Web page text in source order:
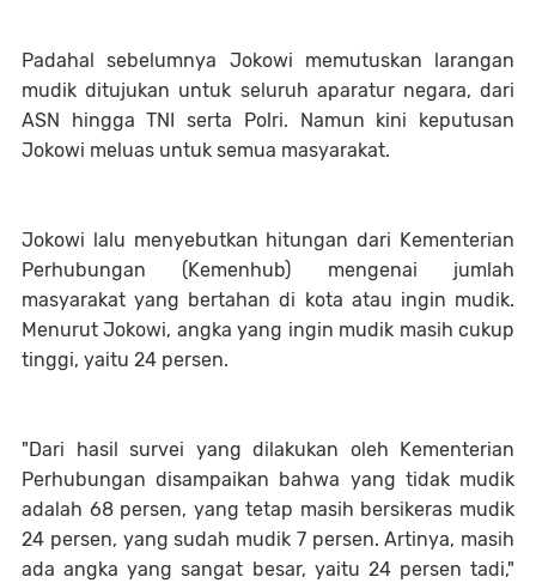
Padahal sebelumnya Jokowi memutuskan larangan
mudik ditujukan untuk seluruh aparatur negara, dari
ASN hingga TNI serta Polri. Namun kini keputusan
Jokowi meluas untuk semua masyarakat.
Jokowi lalu menyebutkan hitungan dari Kementerian
Perhubungan (Kemenhub) mengenai jumlah
masyarakat yang bertahan di kota atau ingin mudik.
Menurut Jokowi, angka yang ingin mudik masih cukup
tinggi, yaitu 24 persen.
"Dari hasil survei yang dilakukan oleh Kementerian
Perhubungan disampaikan bahwa yang tidak mudik
adalah 68 persen, yang tetap masih bersikeras mudik
24 persen, yang sudah mudik 7 persen. Artinya, masih
ada angka yang sangat besar, yaitu 24 persen tadi,"